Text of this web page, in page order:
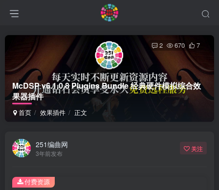
McDSP v6.1.0.8 Plugins Bundle 经典硬件模拟综合效
果器插件
首页 效果插件 正文
2 670 7
251编曲网
3年前发布
关注
付费资源